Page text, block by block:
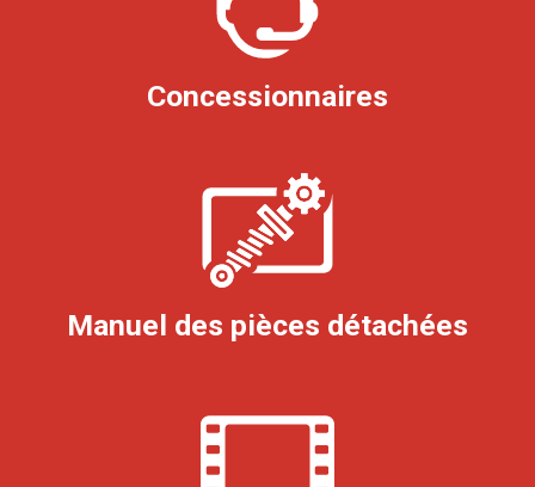
Concessionnaires
Manuel des pièces détachées